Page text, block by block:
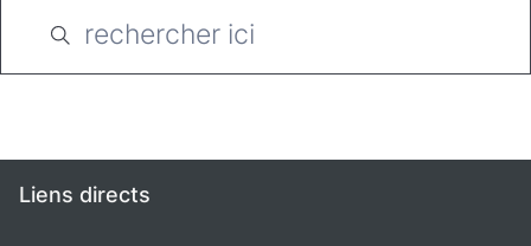
Liens directs